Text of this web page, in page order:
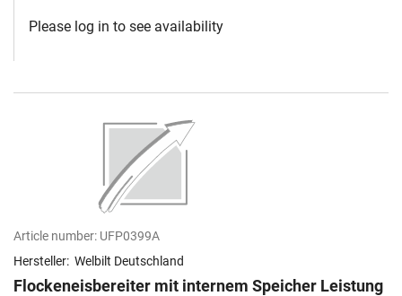
Please log in to see availability
Article number: UFP0399A
Hersteller: Welbilt Deutschland
Flockeneisbereiter mit internem Speicher Leistung